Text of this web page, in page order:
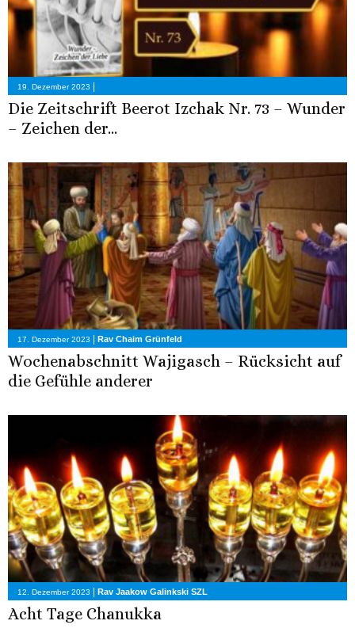
19. Dezember 2023 |
Die Zeitschrift Beerot Izchak Nr. 73 – Wunder
– Zeichen der...
17. Dezember 2023 | Rav Chaim Grünfeld
Wochenabschnitt Wajigasch – Rücksicht auf
die Gefühle anderer
12. Dezember 2023 Rav Jaakow Galinkski SZL
Acht Tage Chanukka